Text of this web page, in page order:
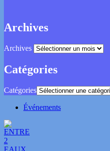
Archives
Archives
Catégories
Catégories
Événements